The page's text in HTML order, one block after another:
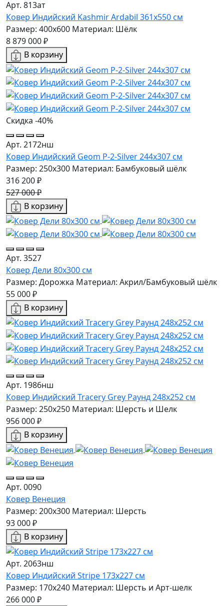
Арт. 813ат
Ковер Индийский Kashmir Ardabil 361x550 см
Размер: 400x600 Материал: Шёлк
8 879 000 ₽
В корзину
Скидка -40%
Арт. 2172нш
Ковер Индийский Geom P-2-Silver 244x307 см
Размер: 250x300 Материал: Бамбуковый шёлк
316 200 ₽
527 000 ₽
В корзину
Арт. 3527
Ковер Дели 80х300 см
Размер: Дорожка Материал: Акрил/Бамбуковый шёлк
55 000 ₽
В корзину
Арт. 1986нш
Ковер Индийский Tracery Grey Раунд 248x252 см
Размер: 250x250 Материал: Шерсть и Шелк
956 000 ₽
В корзину
Арт. 0090
Ковер Венеция
Размер: 200x300 Материал: Шерсть
93 000 ₽
В корзину
Арт. 2063нш
Ковер Индийский Stripe 173x227 см
Размер: 170x240 Материал: Шерсть и Арт-шелк
266 000 ₽